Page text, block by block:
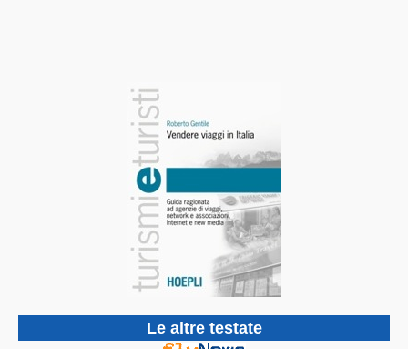
Le altre testate